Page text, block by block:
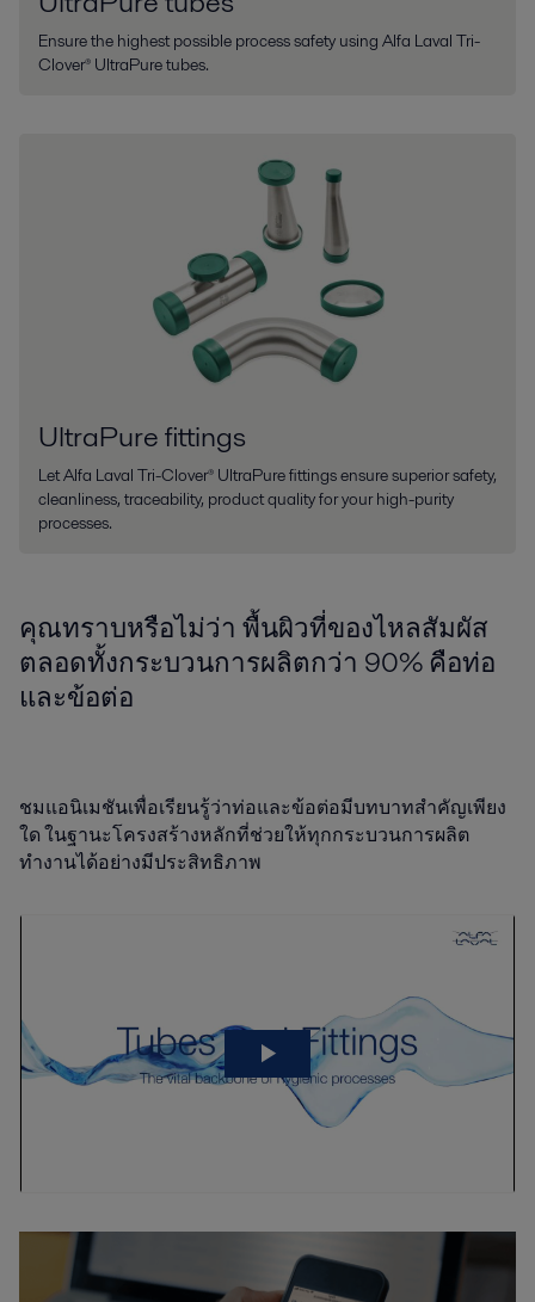
Ensure the highest possible process safety using Alfa Laval Tri-
Clover® UltraPure tubes.
UltraPure fittings
Let Alfa Laval Tri-Clover® UltraPure fittings ensure superior safety,
cleanliness, traceability, product quality for your high-purity
processes.
คุณทราบหรือไม่ว่า พื้นผิวที่ของไหลสัมผัส
ตลอดทั้งกระบวนการผลิตกว่า 90% คือท่อ
และข้อต่อ
ชมแอนิเมชันเพื่อเรียนรู้ว่าท่อและข้อต่อมีบทบาทสำคัญเพียง
ใด ในฐานะโครงสร้างหลักที่ช่วยให้ทุกกระบวนการผลิต
ทำงานได้อย่างมีประสิทธิภาพ